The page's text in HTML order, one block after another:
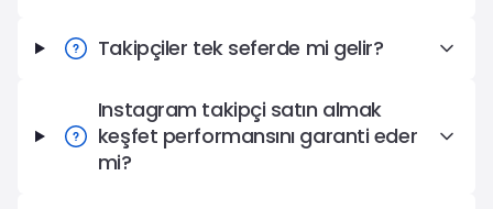
Takipçiler tek seferde mi gelir?
Instagram takipçi satın almak
keşfet performansını garanti eder
mi?